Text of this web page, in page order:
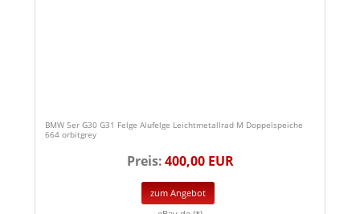
BMW 5er G30 G31 Felge Alufelge Leichtmetallrad M Doppelspeiche
664 orbitgrey
Preis:400,00 EUR
zum Angebot